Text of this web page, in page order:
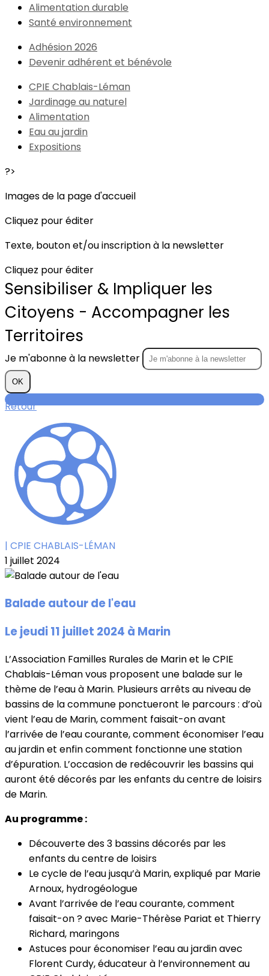
Alimentation durable
Santé environnement
Adhésion 2026
Devenir adhérent et bénévole
CPIE Chablais-Léman
Jardinage au naturel
Alimentation
Eau au jardin
Expositions
?>
Images de la page d'accueil
Cliquez pour éditer
Texte, bouton et/ou inscription à la newsletter
Cliquez pour éditer
Sensibiliser & Impliquer les
Citoyens - Accompagner les
Territoires
Je m'abonne à la newsletter
OK
Retour
| CPIE CHABLAIS-LÉMAN
1 juillet 2024
Balade autour de l'eau
Le jeudi 11 juillet 2024 à Marin
L’Association Familles Rurales de Marin et le CPIE
Chablais-Léman vous proposent une balade sur le
thème de l’eau à Marin. Plusieurs arrêts au niveau de
bassins de la commune ponctueront le parcours : d’où
vient l’eau de Marin, comment faisait-on avant
l’arrivée de l’eau courante, comment économiser l’eau
au jardin et enfin comment fonctionne une station
d’épuration. L’occasion de redécouvrir les bassins qui
auront été décorés par les enfants du centre de loisirs
de Marin.
Au programme :
Découverte des 3 bassins décorés par les
enfants du centre de loisirs
Le cycle de l’eau jusqu’à Marin, expliqué par Marie
Arnoux, hydrogéologue
Avant l’arrivée de l’eau courante, comment
faisait-on ? avec Marie-Thérèse Pariat et Thierry
Richard, maringons
Astuces pour économiser l’eau au jardin avec
Florent Curdy, éducateur à l’environnement au